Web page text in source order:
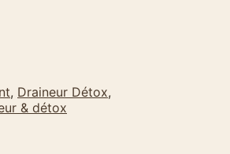
, Draineur Détox,
& détox